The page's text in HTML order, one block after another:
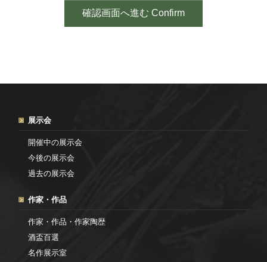
展示会
開催中の展示会
今後の展示会
過去の展示会
作家・作品
作家・作品・作家陶歴
酒盃百選
名作展示室